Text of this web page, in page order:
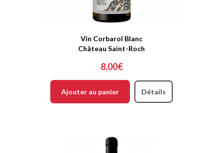
Vin Corbarol Blanc
Château Saint-Roch
8,00€
Ajouter au panier Détails